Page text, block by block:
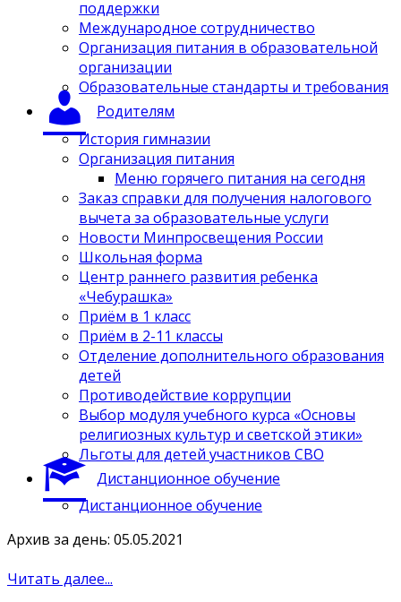
поддержки
Международное сотрудничество
Организация питания в образовательной
организации
Образовательные стандарты и требования
Родителям
История гимназии
Организация питания
Меню горячего питания на сегодня
Заказ справки для получения налогового
вычета за образовательные услуги
Новости Минпросвещения России
Школьная форма
Центр раннего развития ребенка
«Чебурашка»
Приём в 1 класс
Приём в 2-11 классы
Отделение дополнительного образования
детей
Противодействие коррупции
Выбор модуля учебного курса «Основы
религиозных культур и светской этики»
Льготы для детей участников СВО
Дистанционное обучение
Дистанционное обучение
Архив за день: 05.05.2021
Читать далее...